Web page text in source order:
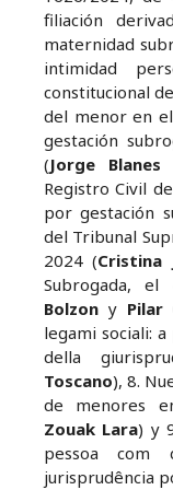
filiación
maternidad
intimidad
constitucional
del menor en
gestación
(Jorge Blanes
Registro Civil
por gestación
del Tribunal
2024 (Cristina
Subrogada,
Bolzon y Pilar
legami sociali:
della
Toscano), 8.
de menores
Zouak Lara) y
pessoa com
jurisprudência